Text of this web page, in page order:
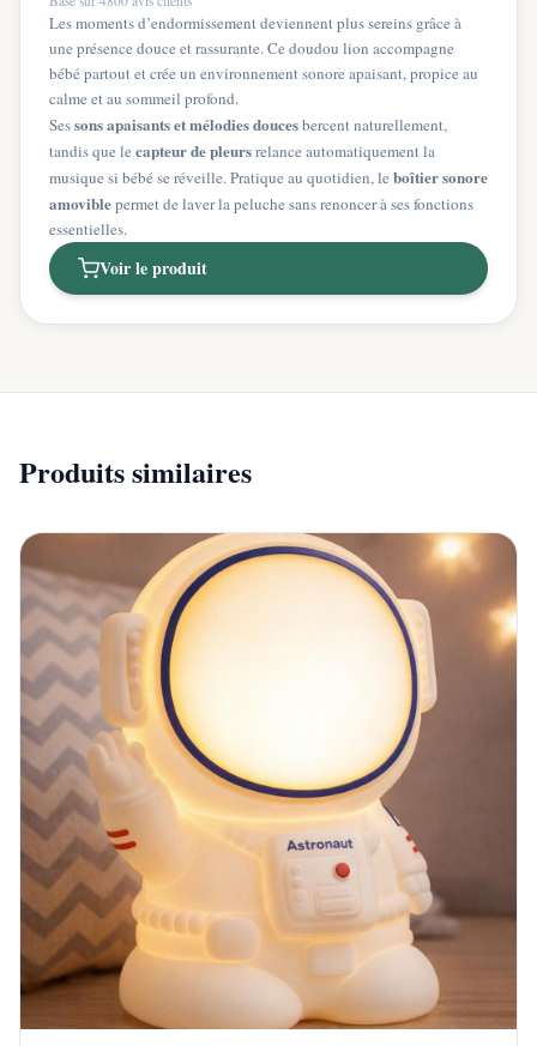
Les moments d’endormissement deviennent plus sereins grâce à
une présence douce et rassurante. Ce doudou lion accompagne
bébé partout et crée un environnement sonore apaisant, propice au
calme et au sommeil profond.
Sessons apaisants et mélodies doucesbercent naturellement,
tandis que le capteur de pleursrelance automatiquement la
musique si bébé se réveille. Pratique au quotidien, le boîtier sonore
amoviblepermet de laver la peluche sans renoncer à ses fonctions
essentielles.
Voir le produit
Produits similaires